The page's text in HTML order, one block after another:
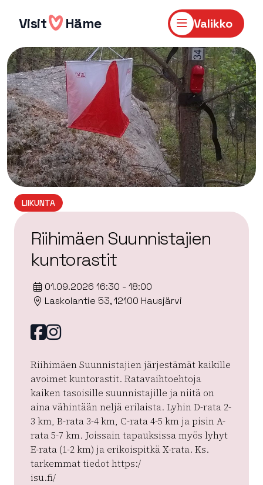
sisältöön
Visit Häme Valikko
LIIKUNTA
Riihimäen Suunnistajien
kuntorastit
01.09.2026 16:30 - 18:00
Laskolantie 53, 12100 Hausjärvi
Facebook
instagram
Riihimäen Suunnistajien järjestämät kaikille
avoimet kuntorastit. Ratavaihtoehtoja
kaiken tasoisille suunnistajille ja niitä on
aina vähintään neljä erilaista. Lyhin D-rata 2-
3 km, B-rata 3-4 km, C-rata 4-5 km ja pisin A-
rata 5-7 km. Joissain tapauksissa myös lyhyt
E-rata (1-2 km) ja erikoispitkä X-rata. Ks.
tarkemmat tiedot https:/
isu.fi/